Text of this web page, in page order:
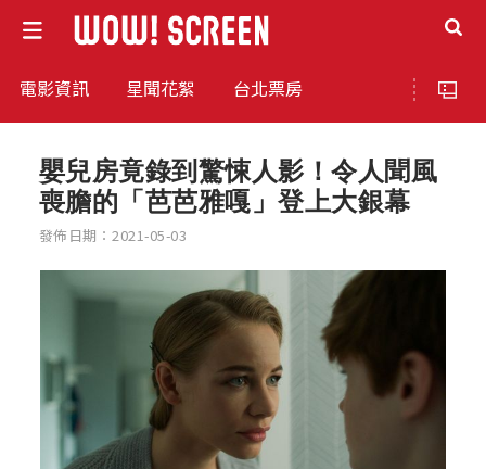
電影資訊 星聞花絮 台北票房
嬰兒房竟錄到驚悚人影！令人聞風
喪膽的「芭芭雅嘎」登上大銀幕
發佈日期：2021-05-03